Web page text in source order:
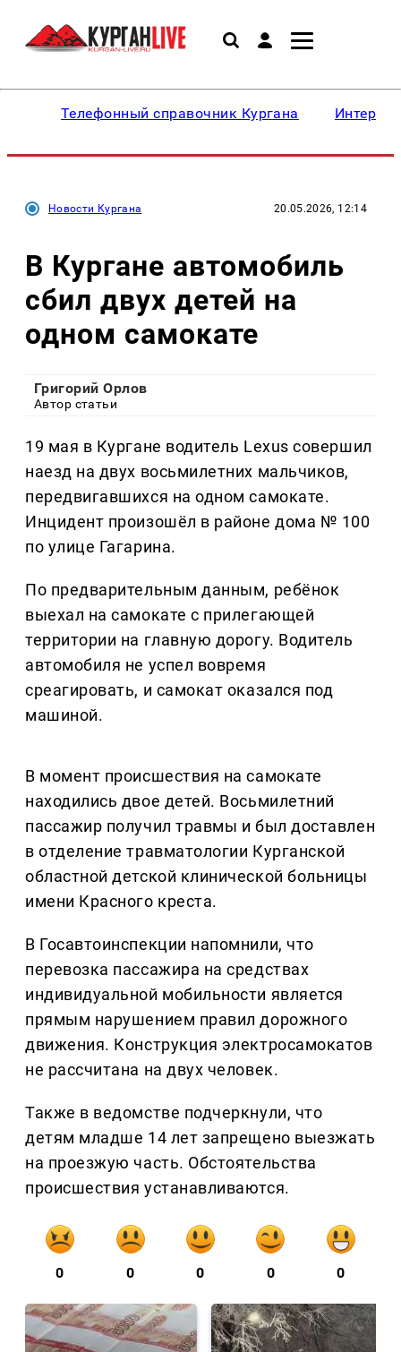
Телефонный справочник Кургана
Новости Кургана 20.05.2026, 12:14
В Кургане автомобиль
сбил двух детей на
одном самокате
Григорий Орлов
Автор статьи
19 мая в Кургане водитель Lexus совершил
наезд на двух восьмилетних мальчиков,
передвигавшихся на одном самокате.
Инцидент произошёл в районе дома № 100
по улице Гагарина.
По предварительным данным, ребёнок
выехал на самокате с прилегающей
территории на главную дорогу. Водитель
автомобиля не успел вовремя
среагировать, и самокат оказался под
машиной.
В момент происшествия на самокате
находились двое детей. Восьмилетний
пассажир получил травмы и был доставлен
в отделение травматологии Курганской
областной детской клинической больницы
имени Красного креста.
В Госавтоинспекции напомнили, что
перевозка пассажира на средствах
индивидуальной мобильности является
прямым нарушением правил дорожного
движения. Конструкция электросамокатов
не рассчитана на двух человек.
Также в ведомстве подчеркнули, что
детям младше 14 лет запрещено выезжать
на проезжую часть. Обстоятельства
происшествия устанавливаются.
0 0 0 0 0